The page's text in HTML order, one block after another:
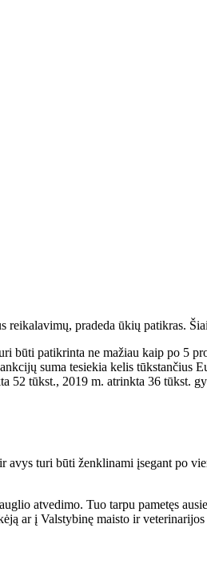
pradeda ūkių patikras.
būti patikrinta ne mažiau kaip po 5
suma tesiekia kelis tūkstančius
52 tūkst., 2019 m. atrinkta 36 tūkst.
turi būti ženklinami įsegant po
atvedimo. Tuo tarpu pametęs
ar į Valstybinę maisto ir